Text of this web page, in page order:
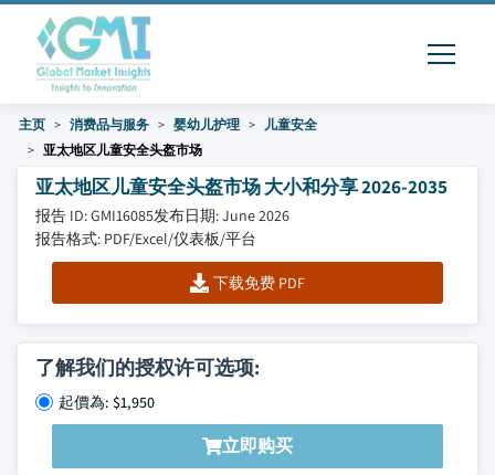
主页 消费品与服务 婴幼儿护理
儿童安全
亚太地区儿童安全头盔市场
亚太地区儿童安全头盔市场 大小和分享 2026-2035
报告 ID: GMI16085发布日期: June 2026
报告格式: PDF/Excel/仪表板/平台
下载免费 PDF
了解我们的授权许可选项:
起價為: $1,950
立即购买